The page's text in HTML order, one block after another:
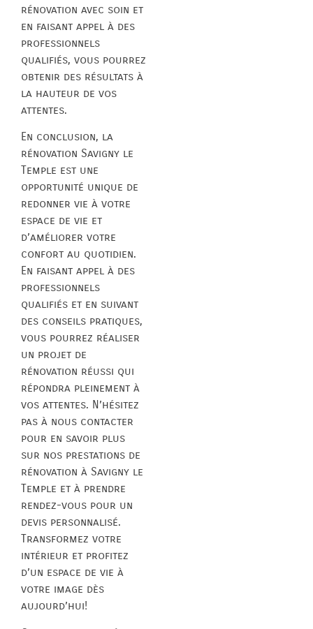
rénovation avec soin et
en faisant appel à des
professionnels
qualifiés, vous pourrez
obtenir des résultats à
la hauteur de vos
attentes.
En conclusion, la
rénovation Savigny le
Temple est une
opportunité unique de
redonner vie à votre
espace de vie et
d’améliorer votre
confort au quotidien.
En faisant appel à des
professionnels
qualifiés et en suivant
des conseils pratiques,
vous pourrez réaliser
un projet de
rénovation réussi qui
répondra pleinement à
vos attentes. N’hésitez
pas à nous contacter
pour en savoir plus
sur nos prestations de
rénovation à Savigny le
Temple et à prendre
rendez-vous pour un
devis personnalisé.
Transformez votre
intérieur et profitez
d’un espace de vie à
votre image dès
aujourd’hui!